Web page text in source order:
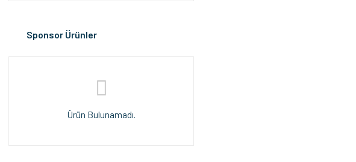
Sponsor Ürünler
Ürün Bulunamadı.